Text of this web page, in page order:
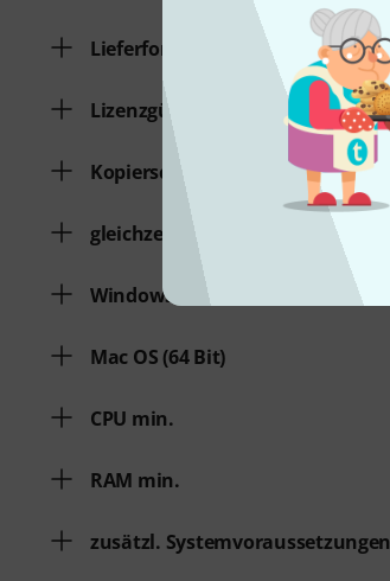
Lieferform
Lizenzgültigkeit
Kopierschutz
gleichzeitige Freischaltungen
Windows
Mac OS (64 Bit)
CPU min.
RAM min.
zusätzl. Systemvoraussetzungen